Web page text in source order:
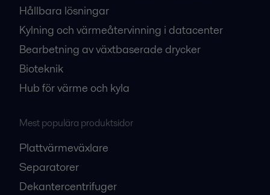
Hållbara lösningar
Kylning och värmeåtervinning i datacenter
Bearbetning av växtbaserade drycker
Bioteknik
Hub för värme och kyla
Mest populära produktsidor
Plattvärmeväxlare
Separatorer
Dekantercentrifuger